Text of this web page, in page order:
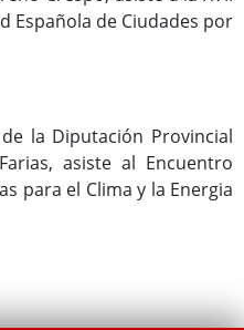
Española de Ciudades por
la Diputación Provincial
asiste al Encuentro
para el Clima y la Energia